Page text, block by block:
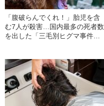
「腹破らんでくれ！」胎児を含
む7人が殺害…国内最多の死者数
を出した「三毛別ヒグマ事件」